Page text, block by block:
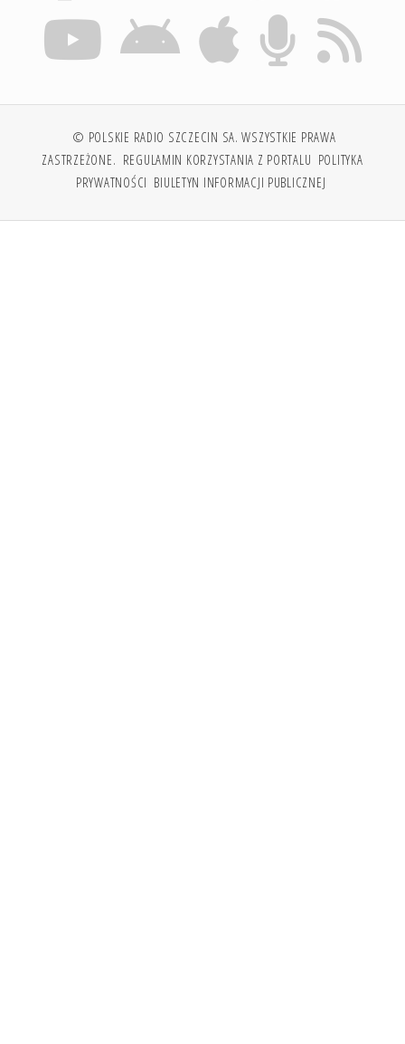
© POLSKIE RADIO SZCZECIN SA. WSZYSTKIE PRAWA
ZASTRZEŻONE. REGULAMIN KORZYSTANIA Z PORTALU POLITYKA
PRYWATNOŚCI BIULETYN INFORMACJI PUBLICZNEJ